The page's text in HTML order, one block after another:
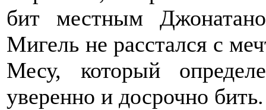
бит местным
Мигель не расстался с
Месу, который
уверенно и досрочно бить.